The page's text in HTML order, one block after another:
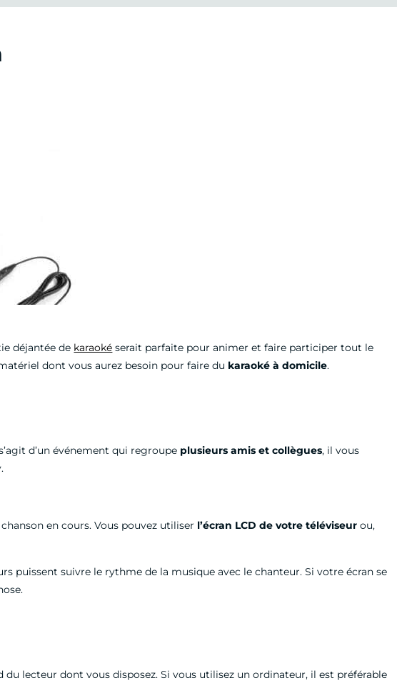
déjantée de karaoké serait parfaite pour animer et faire participer tout le
dont vous aurez besoin pour faire du karaoké à domicile.
d’un événement qui regroupe plusieurs amis et collègues, il vous
en cours. Vous pouvez utiliser l’écran LCD de votre téléviseur ou,
puissent suivre le rythme de la musique avec le chanteur. Si votre écran se
lecteur dont vous disposez. Si vous utilisez un ordinateur, il est préférable